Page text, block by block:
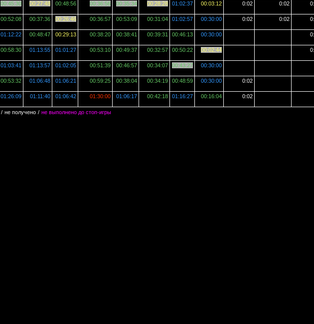
00:45:30 00:27:48 00:48:56 00:36:56 00:35:34 00:28:28 01:02:37 00:03:12 0:02 0:02
00:52:08 00:37:36 00:26:46 00:36:57 00:53:09 00:31:04 01:02:57 00:30:00 0:02 0:02
01:12:22 00:48:47 00:29:13 00:38:20 00:38:41 00:39:31 00:46:13 00:30:00
00:58:30 01:13:55 01:01:27 00:53:10 00:49:37 00:32:57 00:50:22 00:02:44
01:03:41 01:13:57 01:02:05 00:51:39 00:46:57 00:34:07 00:43:27 00:30:00
00:53:32 01:06:48 01:06:21 00:59:25 00:38:04 00:34:19 00:48:59 00:30:00 0:02
01:26:09 01:11:40 01:06:42 01:30:00 01:06:17 00:42:18 01:16:27 00:16:04 0:02
/ не получено / не выполнено до стоп-игры